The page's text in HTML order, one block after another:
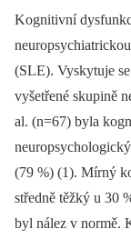
Kognitivní
(SLE). Vyskytuje
vyšetřené skupině
al. (n=67) byla
(79 %) (1). Mírný
středně těžký u 30
byl nález v normě.